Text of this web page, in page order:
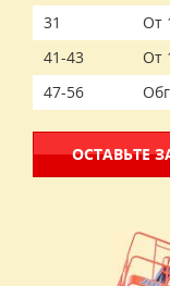
31 От
41-43
От
47-56
ОСТАВЬТЕ